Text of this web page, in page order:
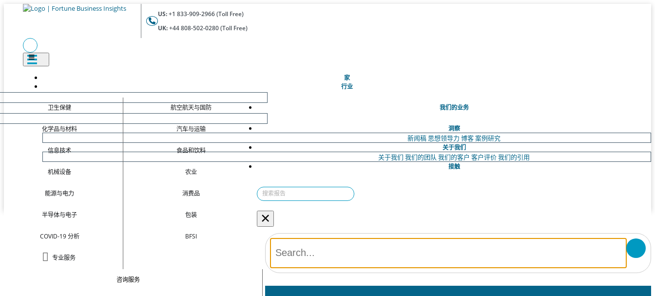
US:+1 833-909-2966 (Toll Free)
UK:+44 808-502-0280 (Toll Free)
家(当前的)
行业
卫生保健
化学品与材料
信息技术
机械设备
能源与电力
半导体与电子
COVID-19 分析
专业服务
航空航天与国防
汽车与运输
食品和饮料
农业
消费品
包装
BFSI
我们的业务
咨询服务
洞察
新闻稿 思想领导力 博客案例研究
关于我们
关于我们 我们的团队 我们的客户 客户评价我们的引用
接触
×